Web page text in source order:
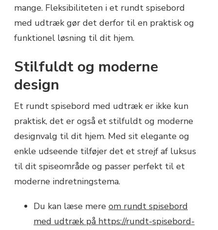
mange. Fleksibiliteten i et rundt spisebord
med udtræk gør det derfor til en praktisk og
funktionel løsning til dit hjem.
Stilfuldt og moderne
design
Et rundt spisebord med udtræk er ikke kun
praktisk, det er også et stilfuldt og moderne
designvalg til dit hjem. Med sit elegante og
enkle udseende tilføjer det et strejf af luksus
til dit spiseområde og passer perfekt til et
moderne indretningstema.
Du kan læse mere om rundt spisebord
med udtræk på https://rundt-spisebord-